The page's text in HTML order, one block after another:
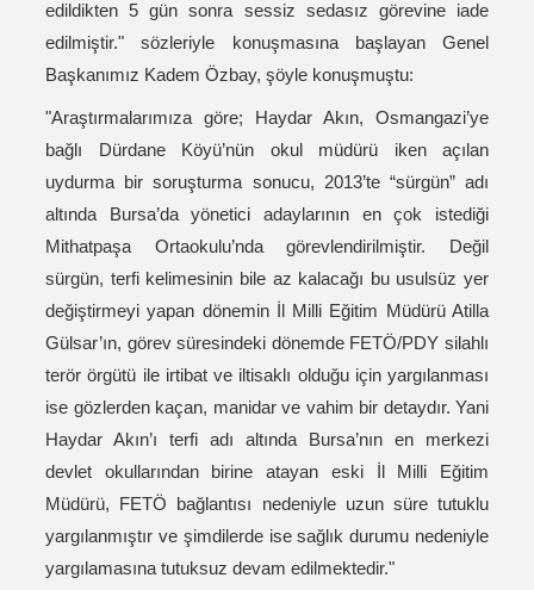
edildikten 5 gün sonra sessiz sedasız görevine iade
edilmiştir." sözleriyle konuşmasına başlayan Genel
Başkanımız Kadem Özbay, şöyle konuşmuştu:
"Araştırmalarımıza göre; Haydar Akın, Osmangazi’ye
bağlı Dürdane Köyü’nün okul müdürü iken açılan
uydurma bir soruşturma sonucu, 2013’te “sürgün” adı
altında Bursa’da yönetici adaylarının en çok istediği
Mithatpaşa Ortaokulu’nda görevlendirilmiştir. Değil
sürgün, terfi kelimesinin bile az kalacağı bu usulsüz yer
değiştirmeyi yapan dönemin İl Milli Eğitim Müdürü Atilla
Gülsar’ın, görev süresindeki dönemde FETÖ/PDY silahlı
terör örgütü ile irtibat ve iltisaklı olduğu için yargılanması
ise gözlerden kaçan, manidar ve vahim bir detaydır. Yani
Haydar Akın’ı terfi adı altında Bursa’nın en merkezi
devlet okullarından birine atayan eski İl Milli Eğitim
Müdürü, FETÖ bağlantısı nedeniyle uzun süre tutuklu
yargılanmıştır ve şimdilerde ise sağlık durumu nedeniyle
yargılamasına tutuksuz devam edilmektedir."